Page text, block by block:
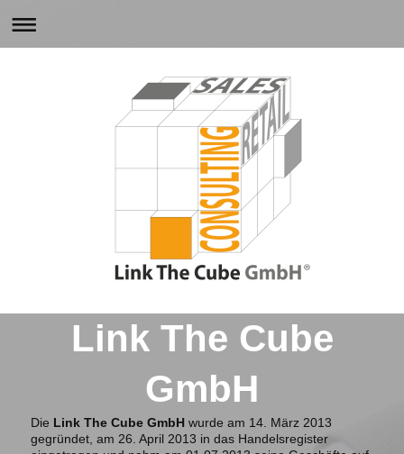
Link The Cube
GmbH
Die Link The Cube GmbH wurde am 14. März 2013
gegründet, am 26. April 2013 in das Handelsregister